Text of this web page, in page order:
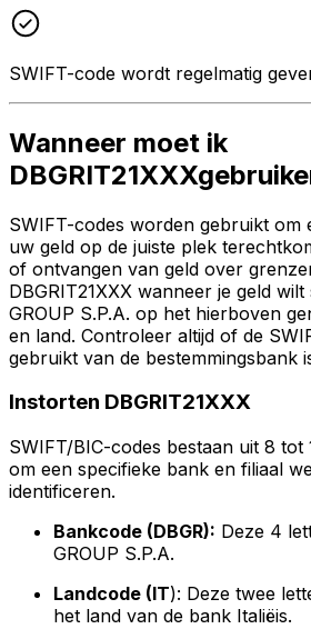
SWIFT-code wordt regelmatig
Wanneer moet ik
SWIFT-codes worden gebruikt
uw geld op de juiste plek
of ontvangen van geld over
DBGRIT21XXX wanneer je geld
GROUP S.P.A. op het hierboven
en land. Controleer altijd of de
gebruikt van de bestemmingsbank
Instorten DBGRIT21XXX
SWIFT/BIC-codes bestaan uit 8 tot
om een specifieke bank en filiaal
identificeren.
Bankcode (DBGR): Deze 4
GROUP S.P.A.
Landcode (IT): Deze twee
het land van de bank Italiëis.